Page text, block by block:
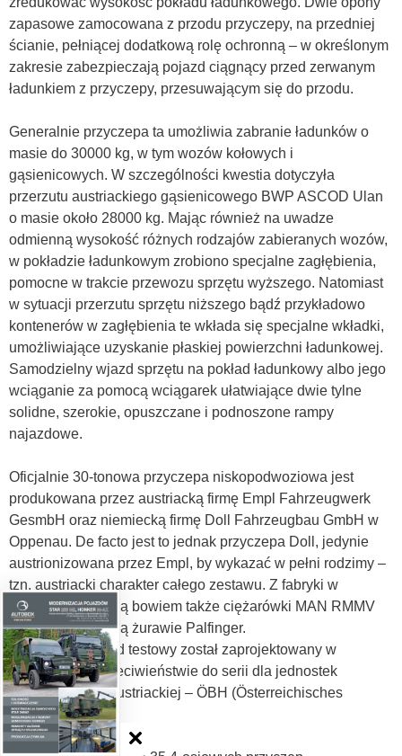
zapasowe zamocowana z przodu przyczepy, na przedniej
ścianie, pełniącej dodatkową rolę ochronną – w określonym
zakresie zabezpieczają pojazd ciągnący przed zerwanym
ładunkiem z przyczepy, przesuwającym się do przodu.
Generalnie przyczepa ta umożliwia zabranie ładunków o
masie do 30000 kg, w tym wozów kołowych i
gąsienicowych. W szczególności kwestia dotyczyła
przerzutu austriackiego gąsienicowego BWP ASCOD Ulan
o masie około 28000 kg. Mając również na uwadze
odmienną wysokość różnych rodzajów zabieranych wozów,
w pokładzie ładunkowym zrobiono specjalne zagłębienia,
pomocne w trakcie przewozu sprzętu wyższego. Natomiast
w sytuacji przerzutu sprzętu niższego bądź przykładowo
kontenerów w zagłębienia te wkłada się specjalne wkładki,
umożliwiające uzyskanie płaskiej powierzchni ładunkowej.
Samodzielny wjazd sprzętu na pokład ładunkowy albo jego
wciąganie za pomocą wciągarek ułatwiające dwie tylne
solidne, szerokie, opuszczane i podnoszone rampy
najazdowe.
Oficjalnie 30-tonowa przyczepa niskopodwoziowa jest
produkowana przez austriacką firmę Empl Fahrzeugwerk
GesmbH oraz niemiecką firmę Doll Fahrzeugbau GmbH w
Oppenau. De facto jest to jednak przyczepa Doll, jedynie
austrionizowana przez Empl, by wykazać w pełni rodzimy –
tzn. austriacki charakter całego zestawu. Z fabryki w
Wiedniu pochodzą bowiem także ciężarówki MAN RMMV
oraz austriackie są żurawie Palfinger.
Oryginalny pojazd testowy został zaprojektowany w
kamuflażu, w przeciwieństwie do serii dla jednostek
lądowych armii austriackiej – ÖBH (Österreichisches
Bundesheer).